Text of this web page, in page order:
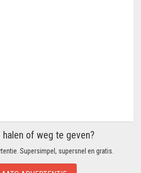
of weg te geven?
Supersimpel, supersnel en gratis.